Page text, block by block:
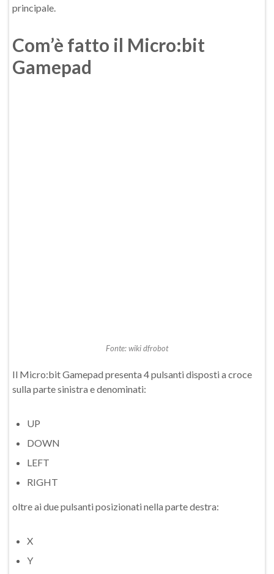
principale.
Com’è fatto il Micro:bit
Gamepad
Fonte: wiki dfrobot
Il Micro:bit Gamepad presenta 4 pulsanti disposti a croce
sulla parte sinistra e denominati:
UP
DOWN
LEFT
RIGHT
oltre ai due pulsanti posizionati nella parte destra:
X
Y